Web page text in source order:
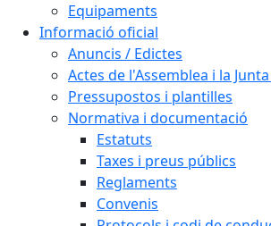
Equipaments
Informació oficial
Anuncis / Edictes
Actes de l'Assemblea i la
Pressupostos i plantilles
Normativa i documentació
Estatuts
Taxes i preus públics
Reglaments
Convenis